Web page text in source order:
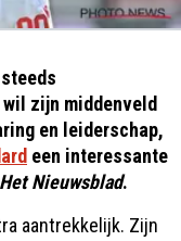
wil zijn middenveld
en leiderschap,
een interessante
Het Nieuwsblad.
aantrekkelijk. Zijn